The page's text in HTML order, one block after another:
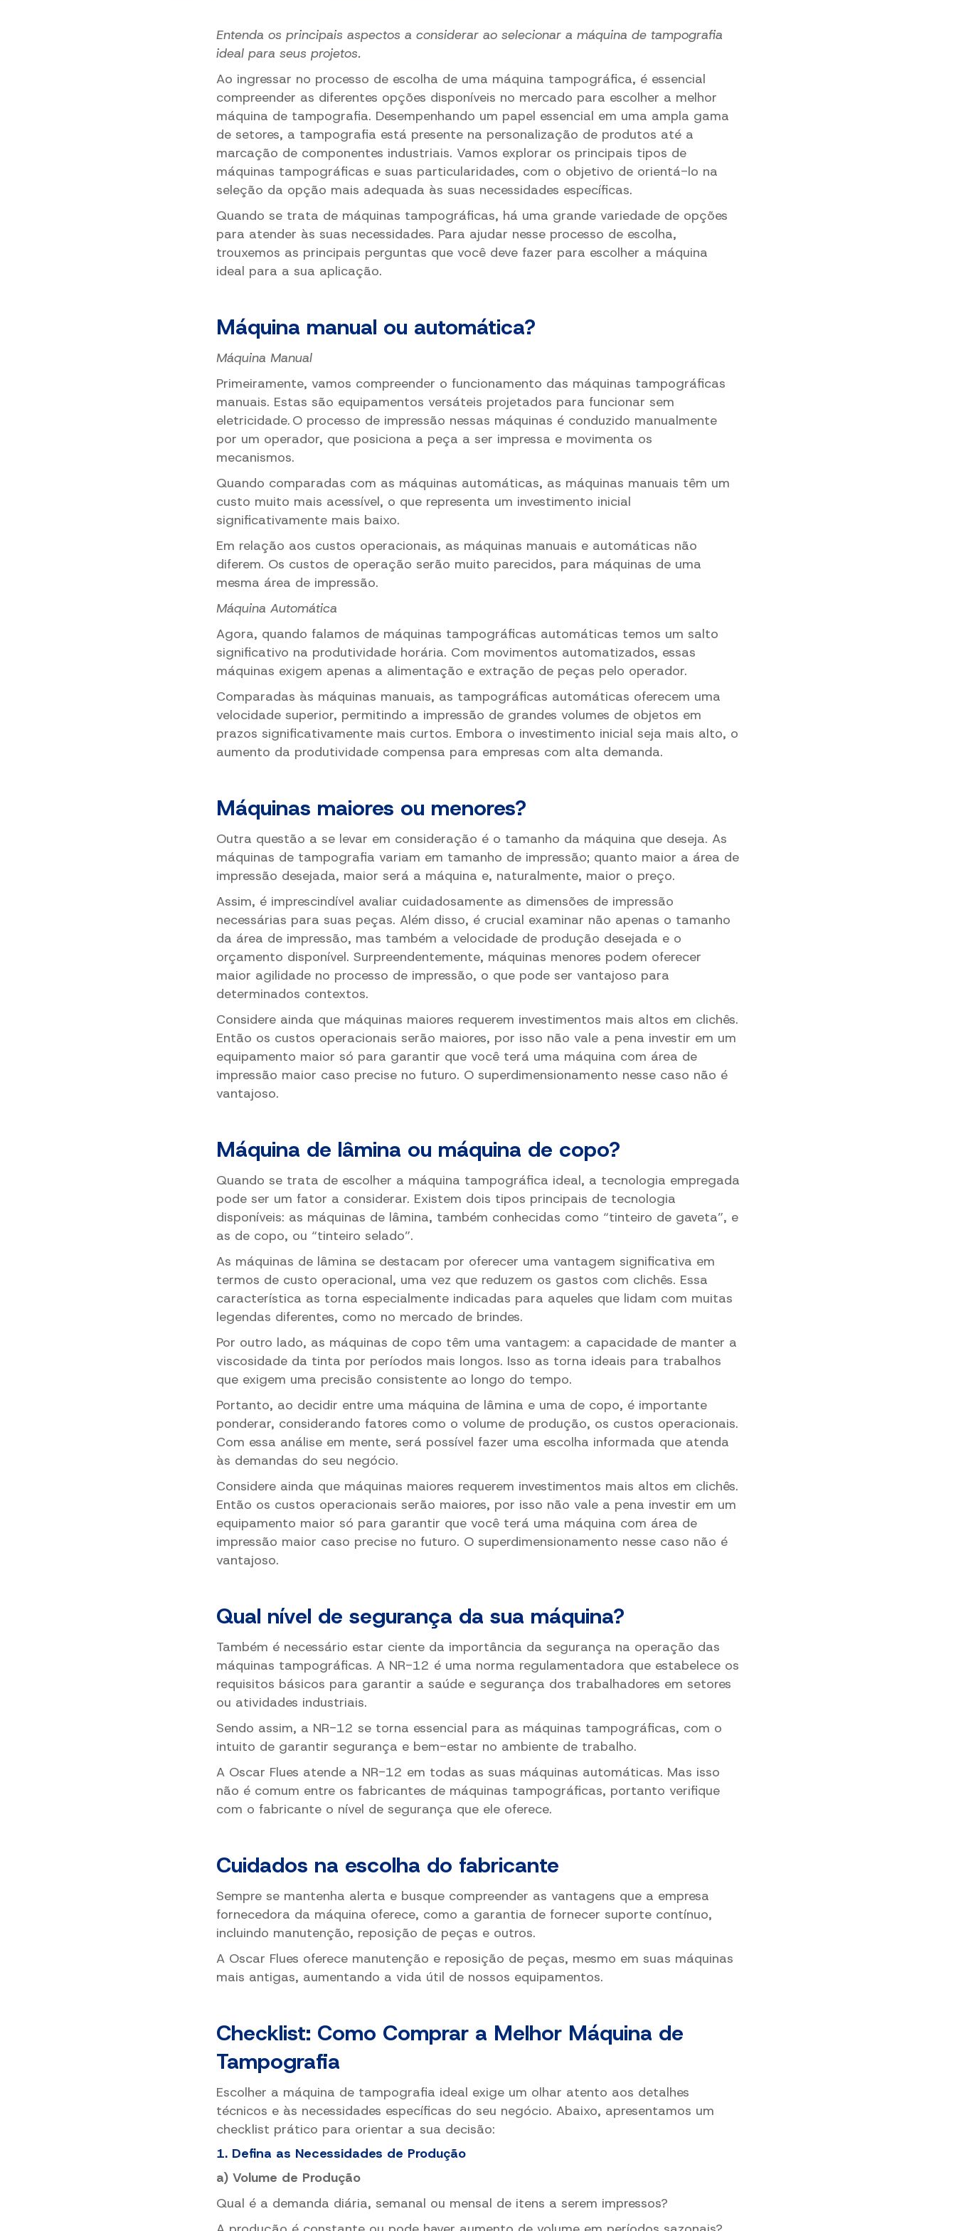
Entenda os principais aspectos a considerar ao selecionar a máquina de tampografia
ideal para seus projetos.
Ao ingressar no processo de escolha de uma máquina tampográfica, é essencial
compreender as diferentes opções disponíveis no mercado para escolher a melhor
máquina de tampografia. Desempenhando um papel essencial em uma ampla gama
de setores, a tampografia está presente na personalização de produtos até a
marcação de componentes industriais. Vamos explorar os principais tipos de
máquinas tampográficas e suas particularidades, com o objetivo de orientá-lo na
seleção da opção mais adequada às suas necessidades específicas.
Quando se trata de máquinas tampográficas, há uma grande variedade de opções
para atender às suas necessidades. Para ajudar nesse processo de escolha,
trouxemos as principais perguntas que você deve fazer para escolher a máquina
ideal para a sua aplicação.
Máquina manual ou automática?
Máquina Manual
Primeiramente, vamos compreender o funcionamento das máquinas tampográficas
manuais. Estas são equipamentos versáteis projetados para funcionar sem
eletricidade. O processo de impressão nessas máquinas é conduzido manualmente
por um operador, que posiciona a peça a ser impressa e movimenta os
mecanismos.
Quando comparadas com as máquinas automáticas, as máquinas manuais têm um
custo muito mais acessível, o que representa um investimento inicial
significativamente mais baixo.
Em relação aos custos operacionais, as máquinas manuais e automáticas não
diferem. Os custos de operação serão muito parecidos, para máquinas de uma
mesma área de impressão.
Máquina Automática
Agora, quando falamos de máquinas tampográficas automáticas temos um salto
significativo na produtividade horária. Com movimentos automatizados, essas
máquinas exigem apenas a alimentação e extração de peças pelo operador.
Comparadas às máquinas manuais, as tampográficas automáticas oferecem uma
velocidade superior, permitindo a impressão de grandes volumes de objetos em
prazos significativamente mais curtos. Embora o investimento inicial seja mais alto, o
aumento da produtividade compensa para empresas com alta demanda.
Máquinas maiores ou menores?
Outra questão a se levar em consideração é o tamanho da máquina que deseja. As
máquinas de tampografia variam em tamanho de impressão; quanto maior a área de
impressão desejada, maior será a máquina e, naturalmente, maior o preço.
Assim, é imprescindível avaliar cuidadosamente as dimensões de impressão
necessárias para suas peças. Além disso, é crucial examinar não apenas o tamanho
da área de impressão, mas também a velocidade de produção desejada e o
orçamento disponível. Surpreendentemente, máquinas menores podem oferecer
maior agilidade no processo de impressão, o que pode ser vantajoso para
determinados contextos.
Considere ainda que máquinas maiores requerem investimentos mais altos em clichês.
Então os custos operacionais serão maiores, por isso não vale a pena investir em um
equipamento maior só para garantir que você terá uma máquina com área de
impressão maior caso precise no futuro. O superdimensionamento nesse caso não é
vantajoso.
Máquina de lâmina ou máquina de copo?
Quando se trata de escolher a máquina tampográfica ideal, a tecnologia empregada
pode ser um fator a considerar. Existem dois tipos principais de tecnologia
disponíveis: as máquinas de lâmina, também conhecidas como “tinteiro de gaveta”, e
as de copo, ou “tinteiro selado”.
As máquinas de lâmina se destacam por oferecer uma vantagem significativa em
termos de custo operacional, uma vez que reduzem os gastos com clichês. Essa
característica as torna especialmente indicadas para aqueles que lidam com muitas
legendas diferentes, como no mercado de brindes.
Por outro lado, as máquinas de copo têm uma vantagem: a capacidade de manter a
viscosidade da tinta por períodos mais longos. Isso as torna ideais para trabalhos
que exigem uma precisão consistente ao longo do tempo.
Portanto, ao decidir entre uma máquina de lâmina e uma de copo, é importante
ponderar, considerando fatores como o volume de produção, os custos operacionais.
Com essa análise em mente, será possível fazer uma escolha informada que atenda
às demandas do seu negócio.
Considere ainda que máquinas maiores requerem investimentos mais altos em clichês.
Então os custos operacionais serão maiores, por isso não vale a pena investir em um
equipamento maior só para garantir que você terá uma máquina com área de
impressão maior caso precise no futuro. O superdimensionamento nesse caso não é
vantajoso.
Qual nível de segurança da sua máquina?
Também é necessário estar ciente da importância da segurança na operação das
máquinas tampográficas. A NR-12 é uma norma regulamentadora queestabelece os
requisitos básicos para garantir a saúde e segurança dos trabalhadores em setores
ou atividades industriais.
Sendo assim, a NR-12 se torna essencial para as máquinas tampográficas, com o
intuito de garantir segurança e bem-estar no ambiente de trabalho.
A Oscar Flues atende a NR-12 em todas as suas máquinas automáticas. Mas isso
não é comum entre os fabricantes de máquinas tampográficas, portanto verifique
com o fabricante o nível de segurança que ele oferece.
Cuidados na escolha do fabricante
Sempre se mantenha alerta e busque compreender as vantagens que a empresa
fornecedora da máquina oferece, como a garantia de fornecer suporte contínuo,
incluindo manutenção, reposição de peças e outros.
A Oscar Flues oferece manutenção e reposição de peças, mesmo em suas máquinas
mais antigas, aumentando a vida útil de nossos equipamentos.
Checklist: Como Comprar a Melhor Máquina de
Tampografia
Escolher a máquina de tampografia ideal exige um olhar atento aos detalhes
técnicos e às necessidades específicas do seu negócio. Abaixo, apresentamos um
checklist prático para orientar a sua decisão:
1. Defina as Necessidades de Produção
a) Volume de Produção
Qual é a demanda diária, semanal ou mensal de itens a serem impressos?